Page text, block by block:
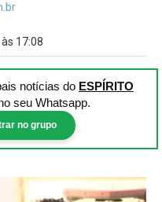
17:08
notícias do ESPÍRITO
seu Whatsapp.
no grupo